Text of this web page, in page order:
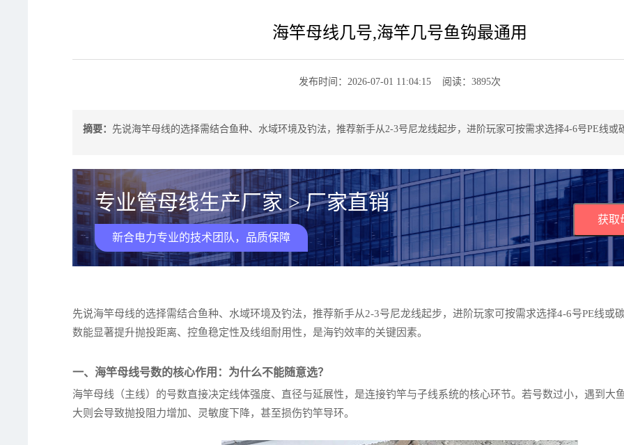
海竿母线几号,海竿几号鱼钩最通用
发布时间：2026-07-01 11:04:15 阅读：3895次
摘要：先说海竿母线的选择需结合鱼种、水域环境及钓法，推荐新手从2-3号尼龙线起步，进阶玩家可按需求选择4-6号PE线或
专业管母线生产厂家 > 厂家直销
新合电力专业的技术团队，品质保障
获取
先说海竿母线的选择需结合鱼种、水域环境及钓法，推荐新手从2-3号尼龙线起步，进阶玩家可按需求选择4-6号PE线或
数能显著提升抛投距离、控鱼稳定性及线组耐用性，是海钓效率的关键因素。
一、海竿母线号数的核心作用：为什么不能随意选？
海竿母线（主线）的号数直接决定线体强度、直径与延展性，是连接钓竿与子线系统的核心环节。若号数过小，遇到大
大则会导致抛投阻力增加、灵敏度下降，甚至损伤钓竿导环。